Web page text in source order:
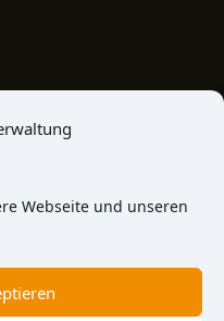
Webseite und unseren